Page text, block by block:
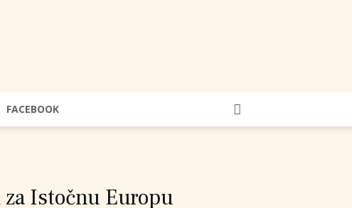
FACEBOOK
Istočnu Europu